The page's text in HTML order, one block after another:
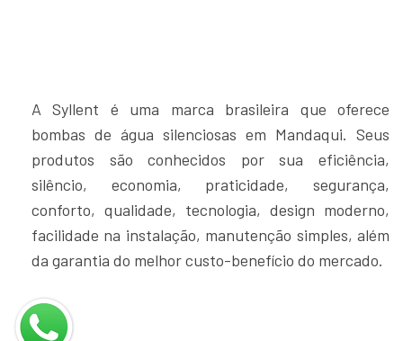
A Syllent é uma marca brasileira que oferece
bombas de água silenciosas em Mandaqui. Seus
produtos são conhecidos por sua eficiência,
silêncio, economia, praticidade, segurança,
conforto, qualidade, tecnologia, design moderno,
facilidade na instalação, manutenção simples, além
da garantia do melhor custo-benefício do mercado.